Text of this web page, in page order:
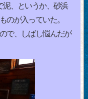
、というか、砂浜
のが入っていた。
で、しばし悩んだが